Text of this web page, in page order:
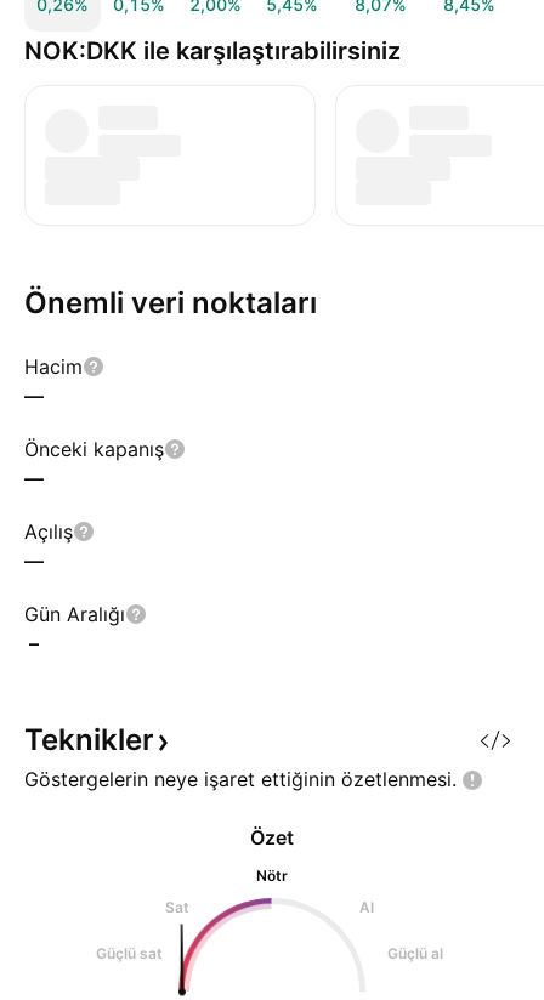
0,26%
0,15%
2,00%
5,45%
8,07%
8,45%
NOK:DKK ile karşılaştırabilirsiniz
Önemli veri noktaları
Hacim
—
Önceki kapanış
—
Açılış
—
Gün Aralığı
–
Teknikler
Göstergelerin neye işaret ettiğinin özetlenmesi.
Özet
Nötr
Sat
Al
Güçlü sat Güçlü al